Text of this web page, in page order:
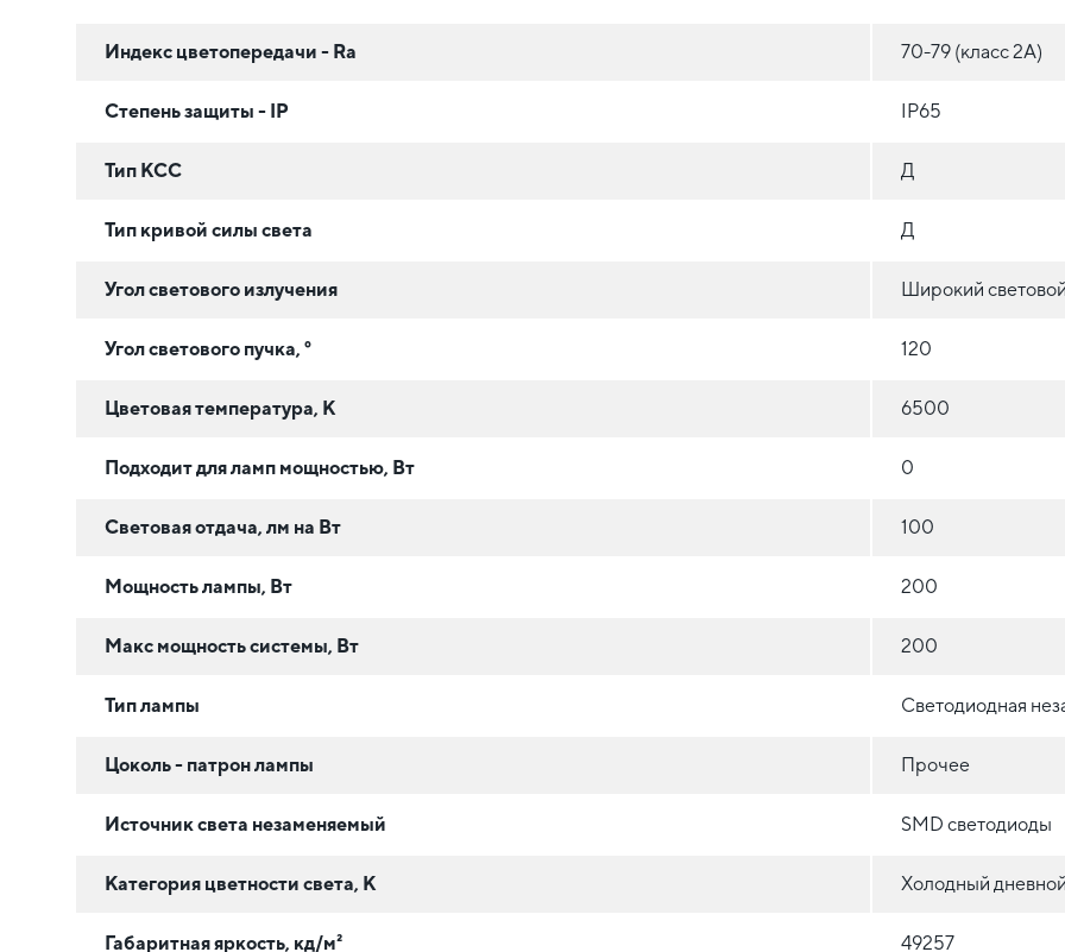
Индекс цветопередачи - Ra 70-79 (класс 2A)
Степень защиты - IP IP65
Тип КСС Д
Тип кривой силы света Д
Угол светового излучения Широкий
Угол светового пучка, ° 120
Цветовая температура, К 6500
Подходит для ламп мощностью, Вт 0
Световая отдача, лм на Вт 100
Мощность лампы, Вт 200
Макс мощность системы, Вт 200
Тип лампы Светодиодная
Цоколь - патрон лампы Прочее
Источник света незаменяемый SMD светодиоды
Категория цветности света, К Холодный
Габаритная яркость, кд/м² 49257